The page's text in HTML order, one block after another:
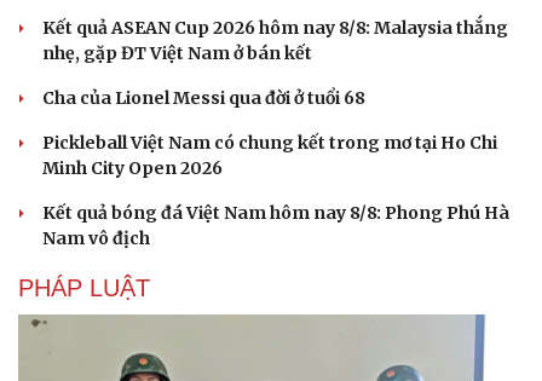
Kết quả ASEAN Cup 2026 hôm nay 8/8: Malaysia thắng
nhẹ, gặp ĐT Việt Nam ở bán kết
Cha của Lionel Messi qua đời ở tuổi 68
Pickleball Việt Nam có chung kết trong mơ tại Ho Chi
Minh City Open 2026
Kết quả bóng đá Việt Nam hôm nay 8/8: Phong Phú Hà
Nam vô địch
PHÁP LUẬT